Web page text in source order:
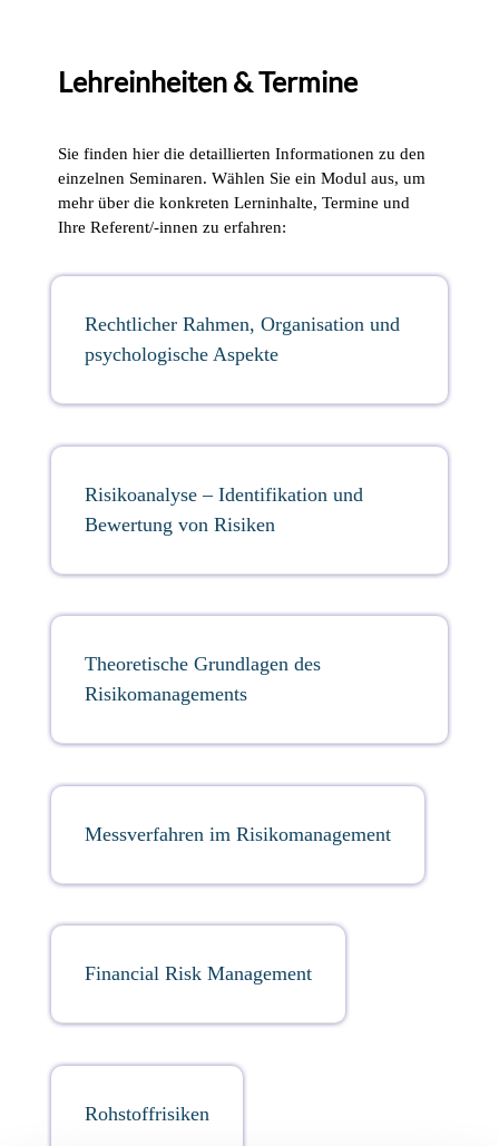
Lehreinheiten & Termine
Sie finden hier die detaillierten Informationen zu den
einzelnen Seminaren. Wählen Sie ein Modul aus, um
mehr über die konkreten Lerninhalte, Termine und
Ihre Referent/-innen zu erfahren:
Rechtlicher Rahmen, Organisation und
psychologische Aspekte
Risikoanalyse – Identifikation und
Bewertung von Risiken
Theoretische Grundlagen des
Risikomanagements
Messverfahren im Risikomanagement
Financial Risk Management
Rohstoffrisiken